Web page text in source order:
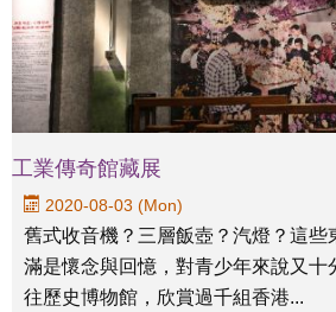
工業傳奇館藏展
2020-08-03 (Mon)
舊式收音機？三層飯壺？汽燈？這些
滿是懷念與回憶，對青少年來說又十
往歷史博物館，欣賞過千組香港...